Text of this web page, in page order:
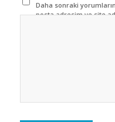
Daha sonraki
posta adresim ve site